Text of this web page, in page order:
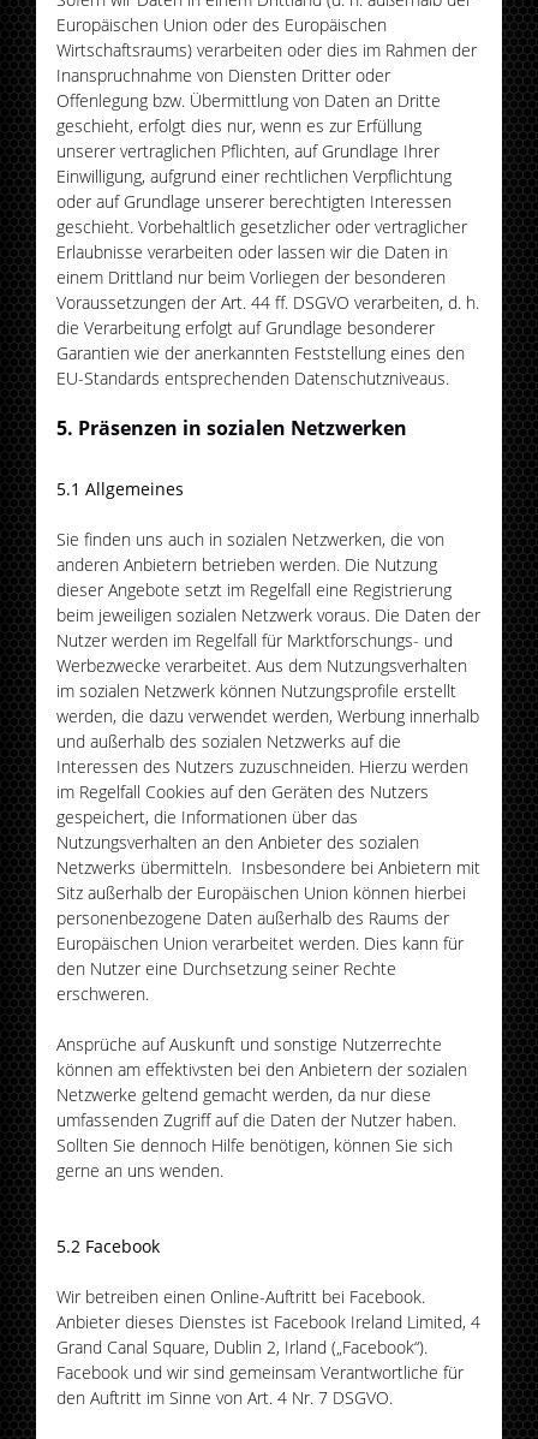
Europäischen Union oder des Europäischen
Wirtschaftsraums) verarbeiten oder dies im Rahmen der
Inanspruchnahme von Diensten Dritter oder
Offenlegung bzw. Übermittlung von Daten an Dritte
geschieht, erfolgt dies nur, wenn es zur Erfüllung
unserer vertraglichen Pflichten, auf Grundlage Ihrer
Einwilligung, aufgrund einer rechtlichen Verpflichtung
oder auf Grundlage unserer berechtigten Interessen
geschieht. Vorbehaltlich gesetzlicher oder vertraglicher
Erlaubnisse verarbeiten oder lassen wir die Daten in
einem Drittland nur beim Vorliegen der besonderen
Voraussetzungen der Art. 44 ff. DSGVO verarbeiten, d. h.
die Verarbeitung erfolgt auf Grundlage besonderer
Garantien wie der anerkannten Feststellung eines den
EU-Standards entsprechenden Datenschutzniveaus.
5. Präsenzen in sozialen Netzwerken
5.1 Allgemeines
Sie finden uns auch in sozialen Netzwerken, die von
anderen Anbietern betrieben werden. Die Nutzung
dieser Angebote setzt im Regelfall eine Registrierung
beim jeweiligen sozialen Netzwerk voraus. Die Daten der
Nutzer werden im Regelfall für Marktforschungs- und
Werbezwecke verarbeitet. Aus dem Nutzungsverhalten
im sozialen Netzwerk können Nutzungsprofile erstellt
werden, die dazu verwendet werden, Werbung innerhalb
und außerhalb des sozialen Netzwerks auf die
Interessen des Nutzers zuzuschneiden. Hierzu werden
im Regelfall Cookies auf den Geräten des Nutzers
gespeichert, die Informationen über das
Nutzungsverhalten an den Anbieter des sozialen
Netzwerks übermitteln. Insbesondere bei Anbietern mit
Sitz außerhalb der Europäischen Union können hierbei
personenbezogene Daten außerhalb des Raums der
Europäischen Union verarbeitet werden. Dies kann für
den Nutzer eine Durchsetzung seiner Rechte
erschweren.
Ansprüche auf Auskunft und sonstige Nutzerrechte
können am effektivsten bei den Anbietern der sozialen
Netzwerke geltend gemacht werden, da nur diese
umfassenden Zugriff auf die Daten der Nutzer haben.
Sollten Sie dennoch Hilfe benötigen, können Sie sich
gerne an uns wenden.
5.2 Facebook
Wir betreiben einen Online-Auftritt bei Facebook.
Anbieter dieses Dienstes ist Facebook Ireland Limited, 4
Grand Canal Square, Dublin 2, Irland („Facebook“).
Facebook und wir sind gemeinsam Verantwortliche für
den Auftritt im Sinne von Art. 4 Nr. 7 DSGVO.